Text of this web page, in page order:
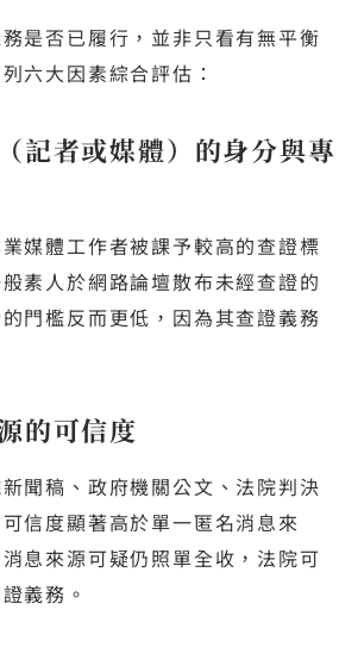
是否已履行，並非只看有無平衡
六大因素綜合評估：
記者或媒體）的身分與專
媒體工作者被課予較高的查證標
素人於網路論壇散布未經查證的
門檻反而更低，因為其查證義務
的可信度
聞稿、政府機關公文、法院判決
信度顯著高於單一匿名消息來
息來源可疑仍照單全收，法院可
義務。